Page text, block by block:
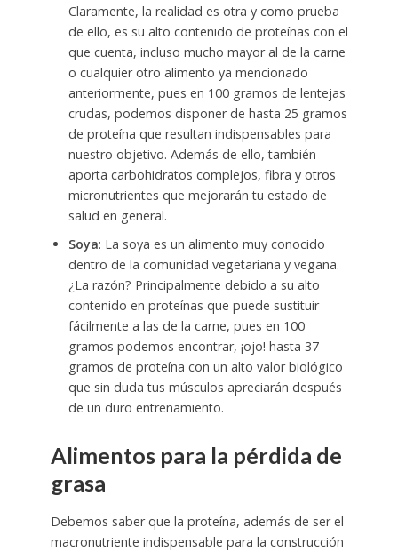
Claramente, la realidad es otra y como prueba
de ello, es su alto contenido de proteínas con el
que cuenta, incluso mucho mayor al de la carne
o cualquier otro alimento ya mencionado
anteriormente, pues en 100 gramos de lentejas
crudas, podemos disponer de hasta 25 gramos
de proteína que resultan indispensables para
nuestro objetivo. Además de ello, también
aporta carbohidratos complejos, fibra y otros
micronutrientes que mejorarán tu estado de
salud en general.
Soya: La soya es un alimento muy conocido
dentro de la comunidad vegetariana y vegana.
¿La razón? Principalmente debido a su alto
contenido en proteínas que puede sustituir
fácilmente a las de la carne, pues en 100
gramos podemos encontrar, ¡ojo! hasta 37
gramos de proteína con un alto valor biológico
que sin duda tus músculos apreciarán después
de un duro entrenamiento.
Alimentos para la pérdida de
grasa
Debemos saber que la proteína, además de ser el
macronutriente indispensable para la construcción